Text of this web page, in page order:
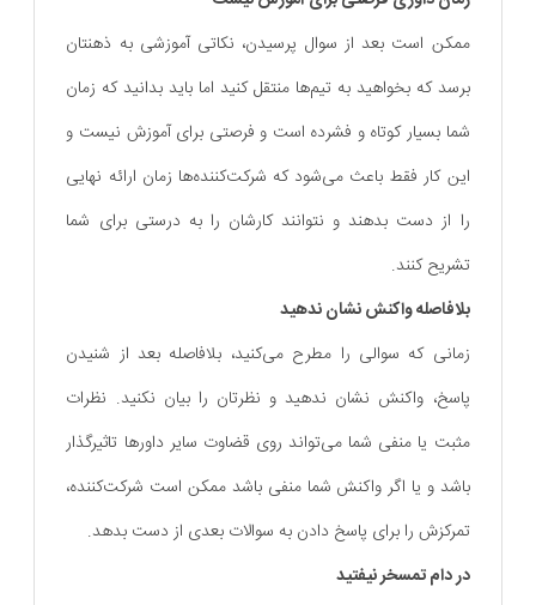
ممکن است بعد از سوال پرسیدن، نکاتی آموزشی به ذهنتان
برسد که بخواهید به تیم‌ها منتقل کنید اما باید بدانید که زمان
شما بسیار کوتاه و فشرده است و فرصتی برای آموزش نیست و
این کار فقط باعث می‌شود که شرکت‌کننده‌ها زمان ارائه‌ نهایی
را از دست بدهند و نتوانند کارشان را به درستی برای شما
تشریح کنند.
بلافاصله واکنش نشان ندهید
زمانی که سوالی را مطرح می‌کنید، بلافاصله بعد از شنیدن
پاسخ، واکنش نشان ندهید و نظرتان را بیان نکنید. نظرات
مثبت یا منفی شما می‌تواند روی قضاوت سایر داورها تاثیرگذار
باشد و یا اگر واکنش شما منفی باشد ممکن است شرکت‌کننده،
تمرکزش را برای پاسخ دادن به سوالات بعدی از دست بدهد.
در دام تمسخر نیفتید